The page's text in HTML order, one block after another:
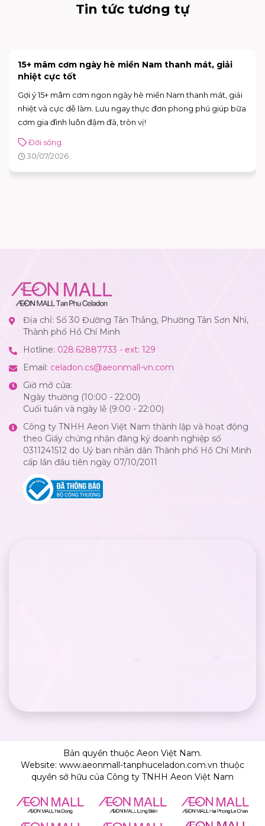
Tin tức tương tự
15+ mâm cơm ngày hè miền Nam thanh mát, giải
nhiệt cực tốt
Gợi ý 15+ mâm cơm ngon ngày hè miền Nam thanh mát, giải
nhiệt và cực dễ làm. Lưu ngay thực đơn phong phú giúp bữa
cơm gia đình luôn đậm đà, tròn vị!
Đời sống
30/07/2026
Địa chỉ: Số 30 Đường Tân Thắng, Phường Tân Sơn Nhì,
Thành phố Hồ Chí Minh
Hotline: 028.62887733 - ext: 129
Email: celadon.cs@aeonmall-vn.com
Giờ mở cửa:
Ngày thường (10:00 - 22:00)
Cuối tuần và ngày lễ (9:00 - 22:00)
Công ty TNHH Aeon Việt Nam thành lập và hoạt động
theo Giấy chứng nhận đăng ký doanh nghiệp số
0311241512 do Uỷ ban nhân dân Thành phố Hồ Chí Minh
cấp lần đầu tiên ngày 07/10/2011
Bản quyền thuộc Aeon Việt Nam.
Website: www.aeonmall-tanphuceladon.com.vn thuộc
quyền sở hữu của Công ty TNHH Aeon Việt Nam